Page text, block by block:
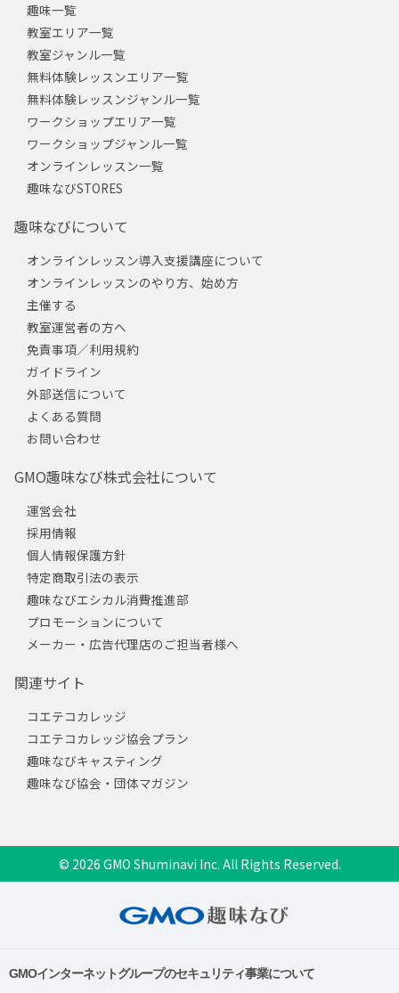
趣味一覧
教室エリア一覧
教室ジャンル一覧
無料体験レッスンエリア一覧
無料体験レッスンジャンル一覧
ワークショップエリア一覧
ワークショップジャンル一覧
オンラインレッスン一覧
趣味なびSTORES
趣味なびについて
オンラインレッスン導入支援講座について
オンラインレッスンのやり方、始め方
主催する
教室運営者の方へ
免責事項／利用規約
ガイドライン
外部送信について
よくある質問
お問い合わせ
GMO趣味なび株式会社について
運営会社
採用情報
個人情報保護方針
特定商取引法の表示
趣味なびエシカル消費推進部
プロモーションについて
メーカー・広告代理店のご担当者様へ
関連サイト
コエテコカレッジ
コエテコカレッジ協会プラン
趣味なびキャスティング
趣味なび協会・団体マガジン
© 2026 GMO Shuminavi Inc. All Rights Reserved.